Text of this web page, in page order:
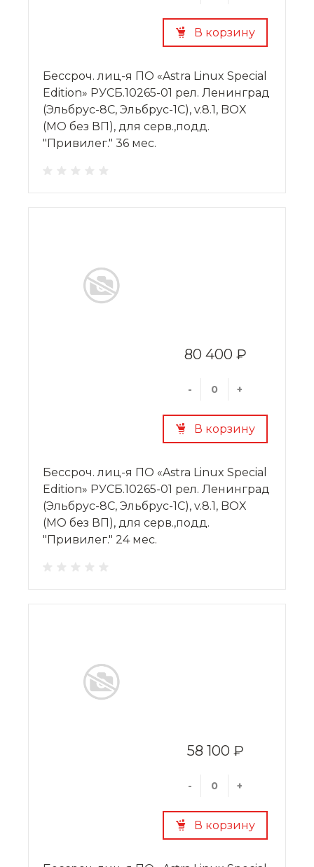
В корзину
Бессроч. лиц-я ПО «Astra Linux Special
Edition» РУСБ.10265-01 рел. Ленинград
(Эльбрус-8С, Эльбрус-1С), v.8.1, BOX
(МО без ВП), для серв.,подд.
"Привилег." 36 мес.
80 400 ₽
- +
В корзину
Бессроч. лиц-я ПО «Astra Linux Special
Edition» РУСБ.10265-01 рел. Ленинград
(Эльбрус-8С, Эльбрус-1С), v.8.1, BOX
(МО без ВП), для серв.,подд.
"Привилег." 24 мес.
58 100 ₽
- +
В корзину